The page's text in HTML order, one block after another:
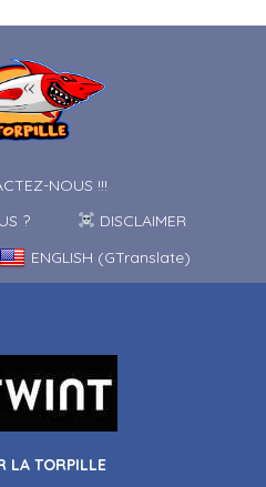
NOUS !!!
?
DISCLAIMER
ENGLISH (GTranslate)
LA TORPILLE